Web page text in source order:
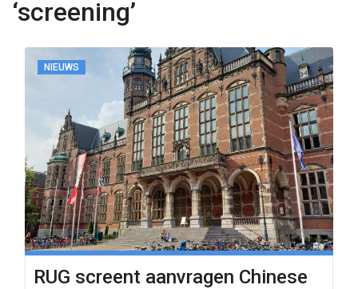
‘screening’
NIEUWS
RUG screent aanvragen Chinese